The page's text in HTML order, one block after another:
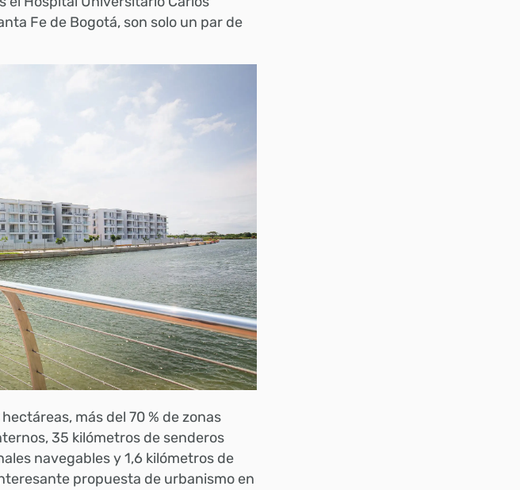
Fe de Bogotá, son solo un par de
más del 70 % de zonas
35 kilómetros de senderos
navegables y 1,6 kilómetros de
propuesta de urbanismo en